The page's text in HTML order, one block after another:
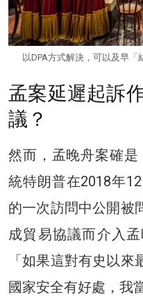
以DPA方式解決，可以及早「
孟案延遲起訴
議？
然而，孟晚舟案確
統特朗普在2018年
的一次訪問中公開被
成貿易協議而介入
「如果這對有史以
國家安全有好處，我